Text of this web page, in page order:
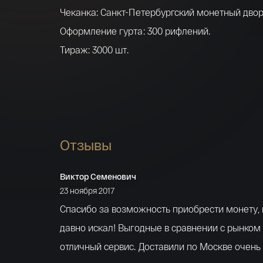
Чеканка: Санкт-Петербургский монетный
Оформление гурта: 300 рифлений.
Тираж: 3000 шт.
рельефное изображение государственного
стоимости (3 рубля) и года чеканки (2016).
использовано химическое наименование
металла, который был выбран в качестве
монеты, а также его проба (925). Справа
монограмма монетного двораСанкт-
Отзывы
Виктор Семенович
23 ноября 2017
Спасибо за возможность приобрести монету,
давно искал! Выгодные в сравнении с рынком
отличный сервис. Доставили по Москве